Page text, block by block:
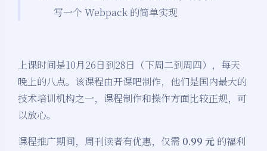
写一个 Webpack 的简单实现
上课时间是10月26日到28日（下周二到周四），每天
晚上的八点。该课程由开课吧制作，他们是国内最大的
技术培训机构之一，课程制作和操作方面比较正规，可
以放心。
课程推广期间，周刊读者有优惠，仅需 0.99 元 的福利